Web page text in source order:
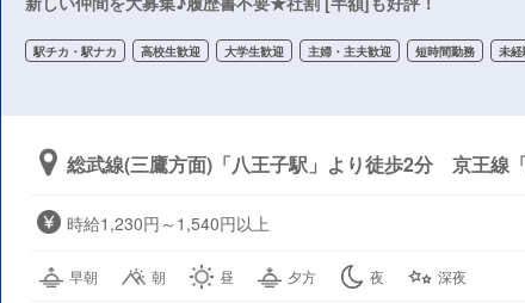
駅チカ・駅ナカ 高校生歓迎 大学生歓迎 主婦・主夫歓迎 短時間勤務 未
総武線(三鷹方面)「八王子駅」より徒歩2分 京王線
時給1,230円～1,540円以上
早朝 朝 昼 夕方 夜 深夜